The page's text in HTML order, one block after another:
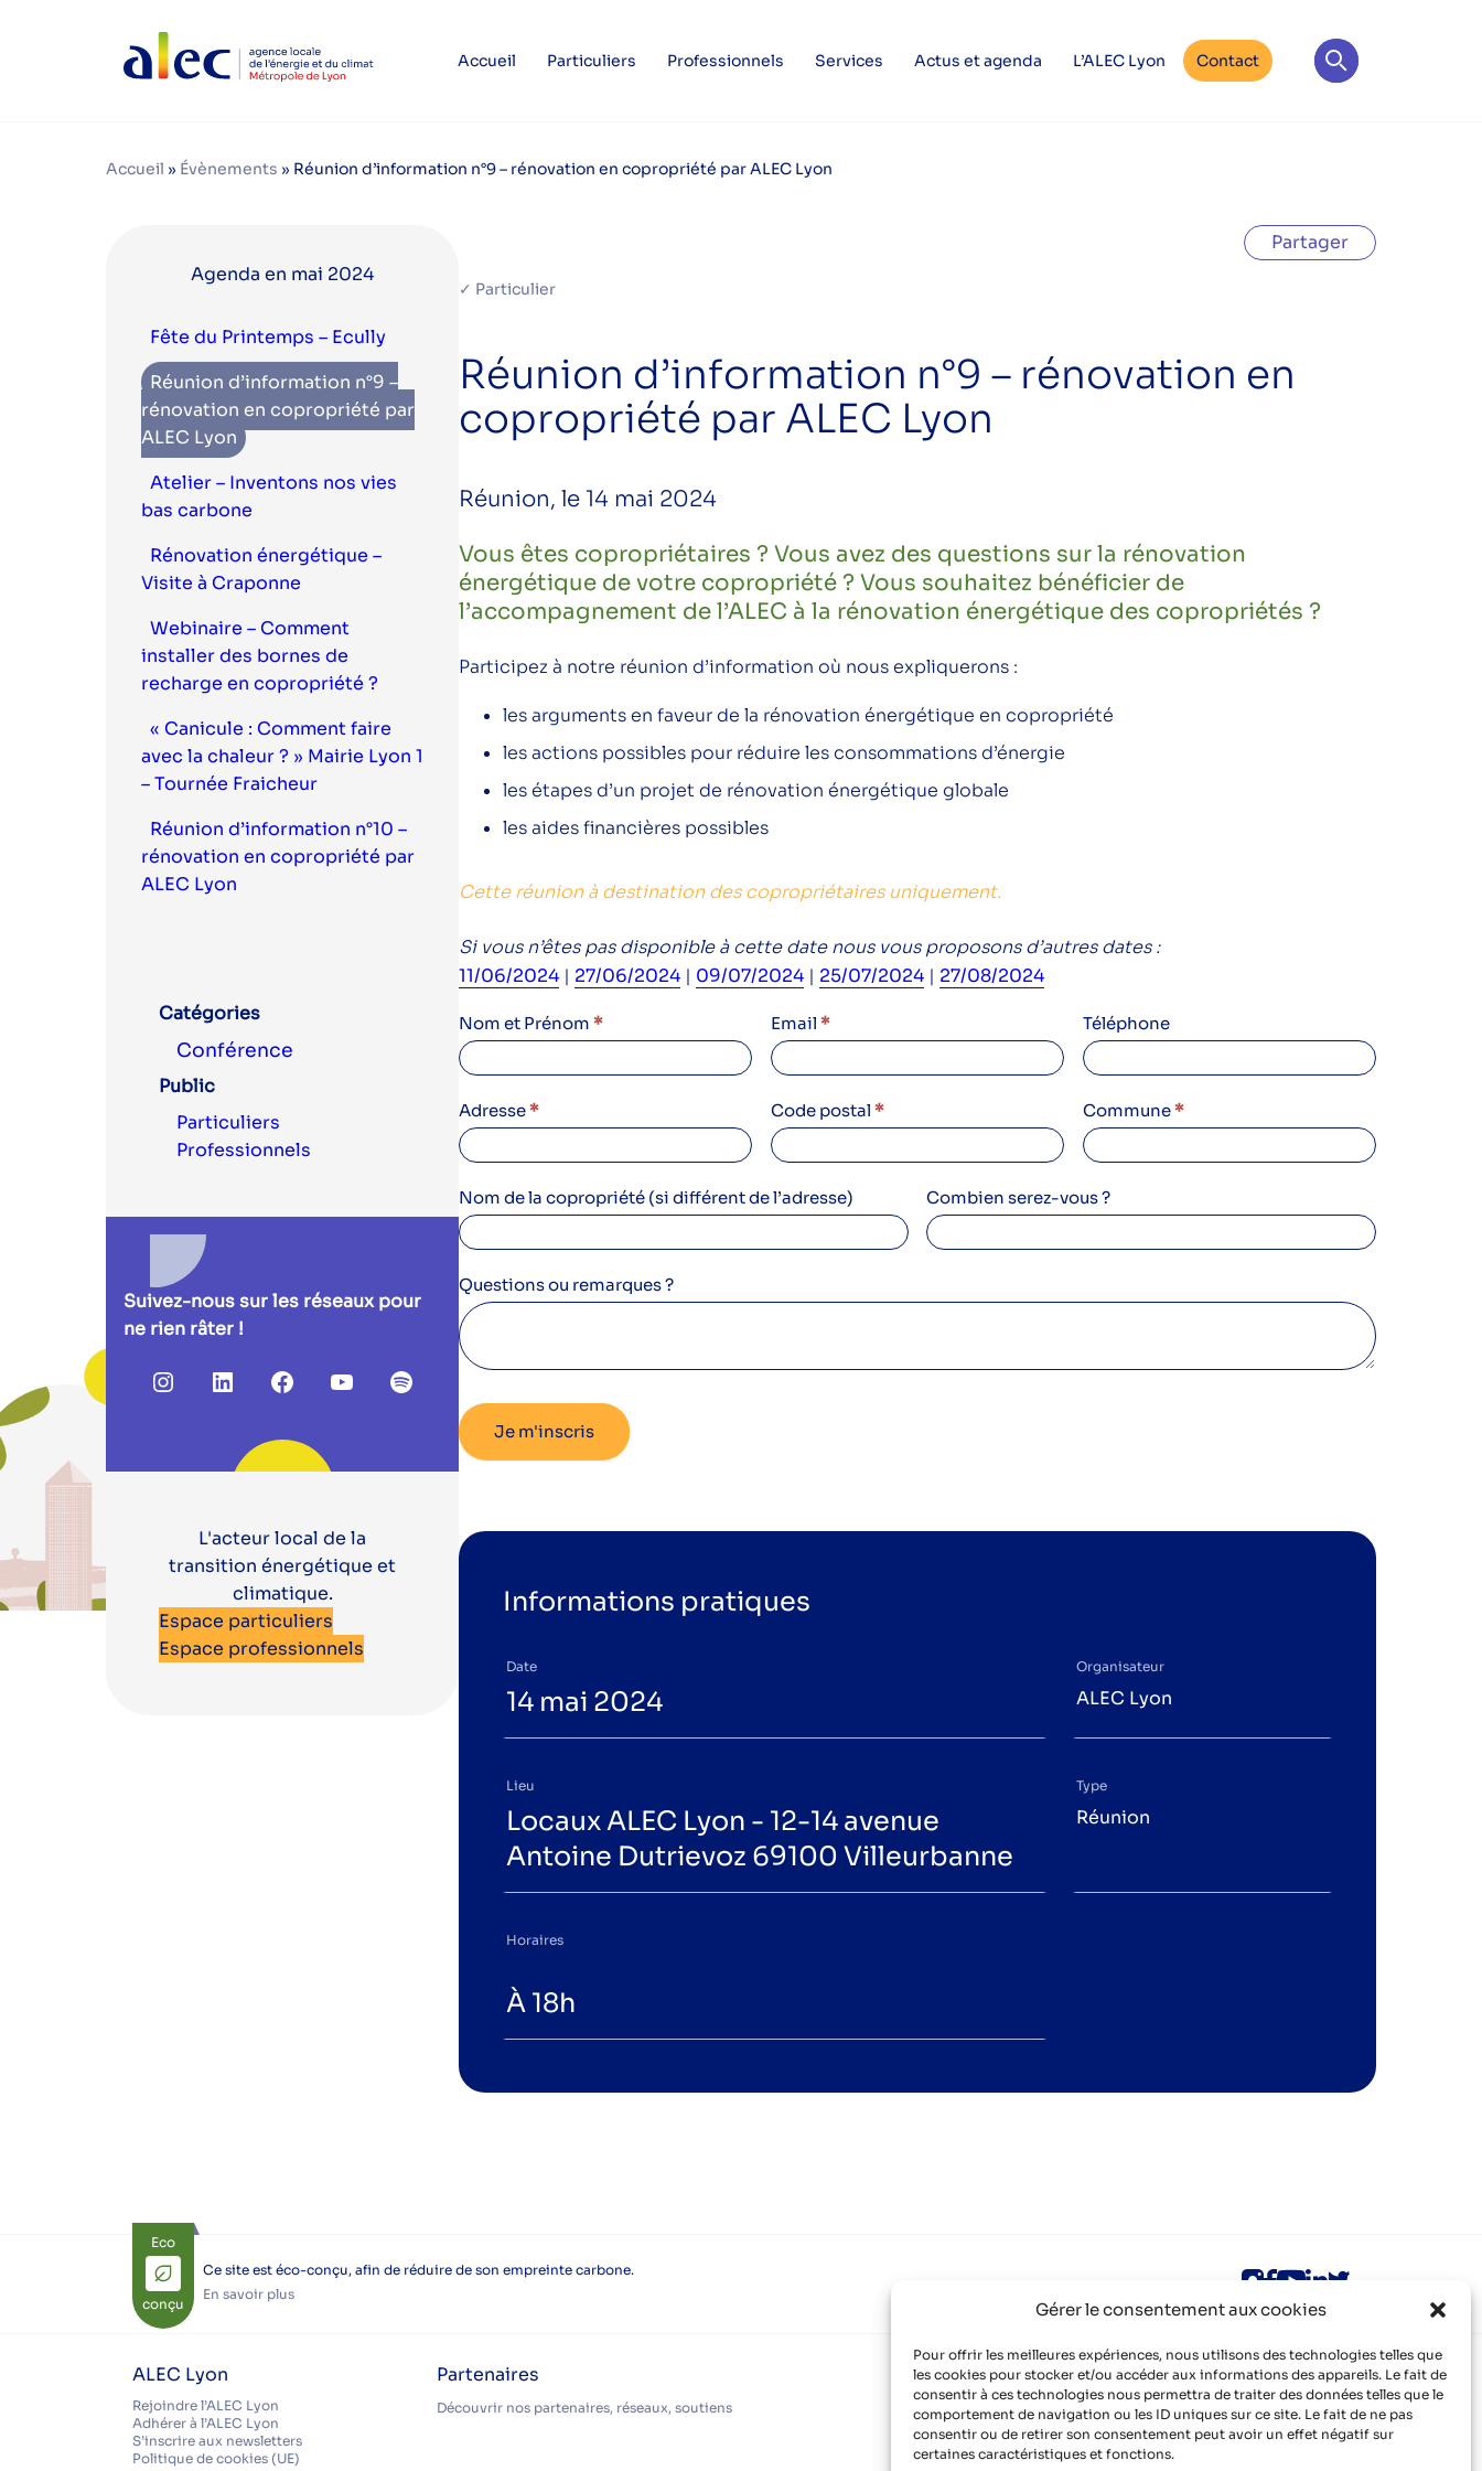
Gérer le consentement aux cookies
Pour offrir les meilleures expériences, nous utilisons des technologies telles que
les cookies pour stocker et/ou accéder aux informations des appareils. Le fait de
consentir à ces technologies nous permettra de traiter des données telles que le
comportement de navigation ou les ID uniques sur ce site. Le fait de ne pas
consentir ou de retirer son consentement peut avoir un effet négatif sur
certaines caractéristiques et fonctions.
Accueil Particuliers Professionnels Services Actus et agenda L’ALEC Lyon Contact
Accueil » Évènements » Réunion d’information n°9 – rénovation en copropriété par ALEC Lyon
Agenda en mai 2024
Fête du Printemps – Ecully
Réunion d’information n°9 –
rénovation en copropriété par
ALEC Lyon
Atelier – Inventons nos vies
bas carbone
Rénovation énergétique –
Visite à Craponne
Webinaire – Comment
installer des bornes de
recharge en copropriété ?
« Canicule : Comment faire
avec la chaleur ? » Mairie Lyon 1
– Tournée Fraicheur
Réunion d’information n°10 –
rénovation en copropriété par
ALEC Lyon
Catégories
Conférence
Public
Particuliers
Professionnels
Suivez-nous sur les réseaux pour
ne rien râter !
Instagram
LinkedInFacebook
YouTubeSpotify
L'acteur local de la
transition énergétique et
climatique.
Espace particuliers
Espace professionnels
Partager
✓ Particulier
Réunion d’information n°9 – rénovation en
copropriété par ALEC Lyon
Réunion, le 14 mai 2024
Vous êtes copropriétaires ? Vous avez des questions sur la rénovation
énergétique de votre copropriété ? Vous souhaitez bénéficier de
l’accompagnement de l’ALEC à la rénovation énergétique des copropriétés ?
Participez à notre réunion d’information où nous expliquerons :
les arguments en faveur de la rénovation énergétique en copropriété
les actions possibles pour réduire les consommations d’énergie
les étapes d’un projet de rénovation énergétique globale
les aides financières possibles
Cette réunion à destination des copropriétaires uniquement.
Si vous n’êtes pas disponible à cette date nous vous proposons d’autres dates :
11/06/2024 | 27/06/2024 | 09/07/2024 | 25/07/2024 | 27/08/2024
14/05/2024
à
18h
–
Inscription
réunion
info
réno
copro
Nom et Prénom * Email * Téléphone
Adresse* Code postal * Commune*
Nom de la copropriété (si différent de l’adresse) Combien serez-vous ?
Questions ou remarques ?
Je m'inscris
Informations pratiques
Date
14 mai 2024
Organisateur
ALEC Lyon
Lieu
Locaux ALEC Lyon - 12-14 avenue
Antoine Dutrievoz 69100 Villeurbanne
Type
Réunion
Horaires
À 18h
Eco
conçu
Ce site est éco-conçu, afin de réduire de son empreinte carbone.
En savoir plus
ALEC Lyon
Rejoindre l’ALEC Lyon
Adhérer à l’ALEC Lyon
S’inscrire aux newsletters
Politique de cookies (UE)
Partenaires
Découvrir nos partenaires, réseaux, soutiens
Infos pratiques
Mentions légales
Politique de confidentialité
Contact
Organisme de formation certifié QUALIOPI